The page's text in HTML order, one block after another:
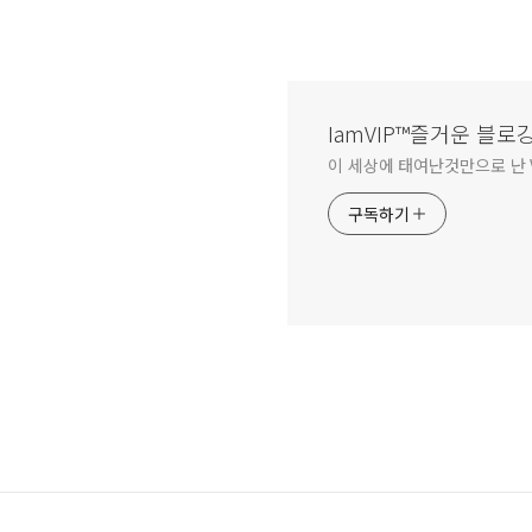
IamVIP™즐거운 블로깅
이 세상에 태여난것만으로 난
구독하기